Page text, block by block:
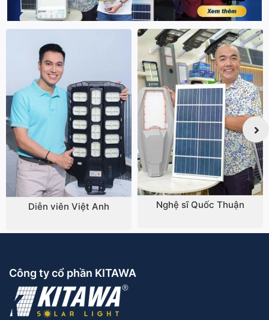
Diễn viên Việt Anh Nghệ sĩ Quốc Thuận
Công ty cổ phần KITAWA